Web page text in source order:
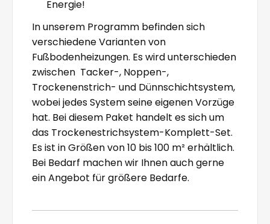
Energie!
In unserem Programm befinden sich
verschiedene Varianten von
Fußbodenheizungen. Es wird unterschieden
zwischen Tacker-, Noppen-,
Trockenenstrich- und Dünnschichtsystem,
wobei jedes System seine eigenen Vorzüge
hat. Bei diesem Paket handelt es sich um
das Trockenestrichsystem-Komplett-Set.
Es ist in Größen von 10 bis 100 m² erhältlich.
Bei Bedarf machen wir Ihnen auch gerne
ein Angebot für größere Bedarfe.